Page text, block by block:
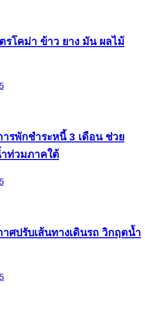
รโคม่า ข้าว ยาง มัน ผลไม้
รพักชำระหนี้ 3 เดือน ช่วย
ท่วมภาคใต้
ศปรับเส้นทางเดินรถ วิกฤตน้ำ